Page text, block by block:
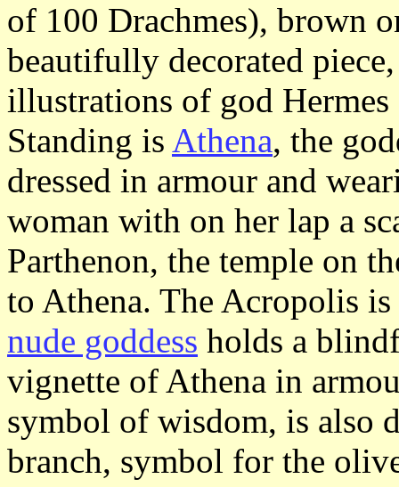
of 100 Drachmes), brown
beautifully decorated
illustrations of god
Standing is Athena, the
dressed in armour and
woman with on her lap a
Parthenon, the temple on
to Athena. The Acropolis
nude goddess holds a
vignette of Athena in
symbol of wisdom, is also
branch, symbol for the